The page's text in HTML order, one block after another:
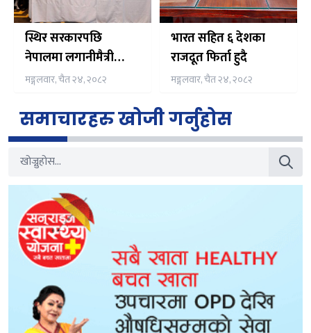
स्थिर सरकारपछि
नेपालमा लगानीमैत्री
वातावरण सुदृढः राजदूत
मङ्गलवार, चैत २४, २०८२
भारत सहित ६ देशका
राजदूत फिर्ता हुदै
मङ्गलवार, चैत २४, २०८२
समाचारहरु खोजी गर्नुहोस